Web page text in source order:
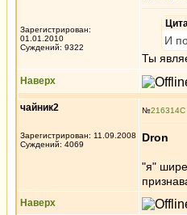
Зарегистрирован:
01.01.2010
Суждений: 9322
И
Ты
Наверх
чайник2
Зарегистрирован: 11.09.2008
Суждений: 4069
№216314
Dron
"я"
Наверх